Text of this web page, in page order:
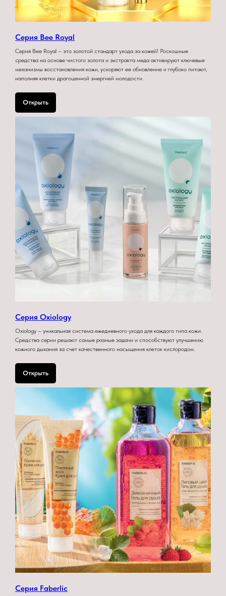
Серия Bee Royal
Серия Bee Royal – это золотой стандарт ухода за кожей! Роскошные
средства на основе чистого золота и экстракта меда активируют ключевые
механизмы восстановления кожи, ускоряют ее обновление и глубоко питают,
наполняя клетки драгоценной энергией молодости.
Открыть
Серия Oxiology
Oxiology – уникальная система ежедневного ухода для каждого типа кожи.
Средства серии решают самые разные задачи и способствуют улучшению
кожного дыхания за счет качественного насыщения клеток кислородом.
Открыть
Серия Faberlic